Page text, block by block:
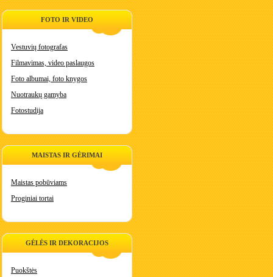
FOTO IR VIDEO
Vestuvių fotografas
Filmavimas, video paslaugos
Foto albumai, foto knygos
Nuotraukų gamyba
Fotostudija
MAISTAS IR GĖRIMAI
Maistas pobūviams
Proginiai tortai
GĖLĖS IR DEKORACIJOS
Puokštės